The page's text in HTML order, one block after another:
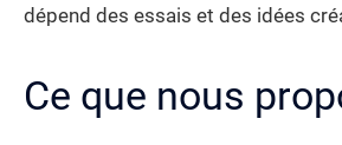
dépend des essais et des idées
Ce que nous